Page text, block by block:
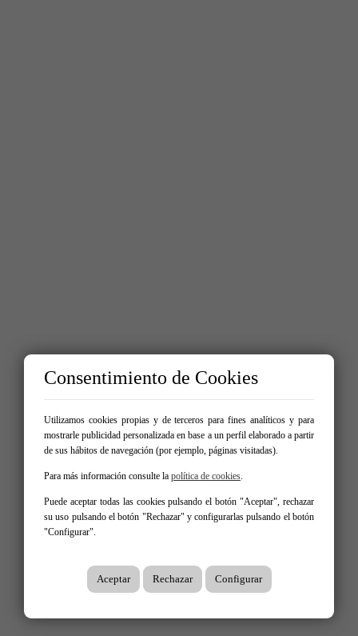
Consentimiento de Cookies
Utilizamos cookies propias y de terceros para fines analíticos y para
mostrarle publicidad personalizada en base a un perfil elaborado a partir
de sus hábitos de navegación (por ejemplo, páginas visitadas).
Para más información consulte la política de cookies.
Puede aceptar todas las cookies pulsando el botón "Aceptar", rechazar
su uso pulsando el botón "Rechazar" y configurarlas pulsando el botón
"Configurar".
Aceptar Rechazar Configurar